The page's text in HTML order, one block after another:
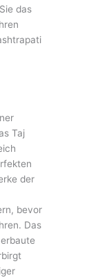
das
Taj
der
bevor
Das